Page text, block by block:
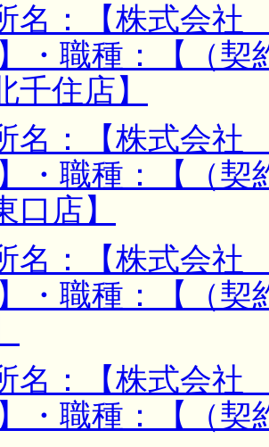
名：【株式会
・職種：【（契
住店】
名：【株式会
・職種：【（
口店】
名：【株式会
・職種：【（契
名：【株式会
・職種：【（契